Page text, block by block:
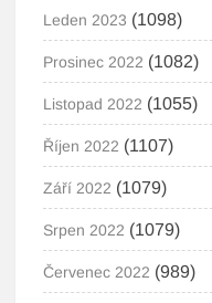
Leden 2023 (1098)
Prosinec 2022 (1082)
Listopad 2022 (1055)
Říjen 2022 (1107)
Září 2022 (1079)
Srpen 2022 (1079)
Červenec 2022 (989)